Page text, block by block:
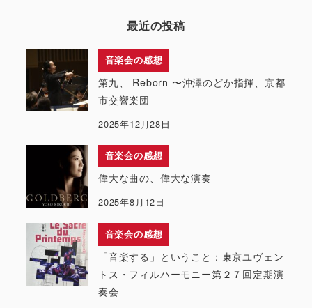
最近の投稿
音楽会の感想
第九、 Reborn 〜沖澤のどか指揮、京都
市交響楽団
2025年12月28日
音楽会の感想
偉大な曲の、偉大な演奏
2025年8月12日
音楽会の感想
「音楽する」ということ：東京ユヴェン
トス・フィルハーモニー第２７回定期演
奏会